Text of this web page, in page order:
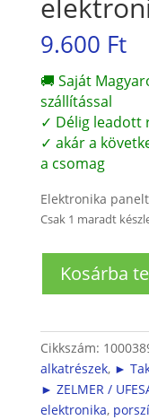
9.600 Ft
🚚 Saját
szállítással
✓ Délig leadott
✓ akár a
a csomag
Elektronika
Csak 1 maradt
takarítógéphez
Kosárba
Cikkszám:
alkatrészek, ►
► ZELMER /
elektronika,